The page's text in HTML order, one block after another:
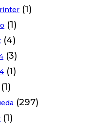
(1)
(1)
(4)
(3)
(1)
(1)
(297)
(1)